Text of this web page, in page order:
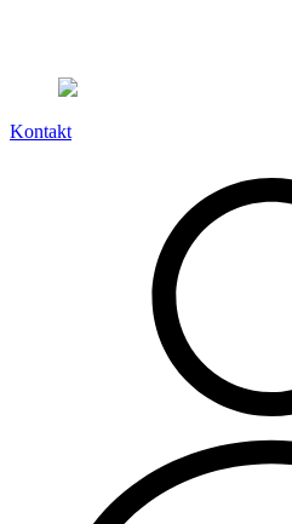
Kontakt